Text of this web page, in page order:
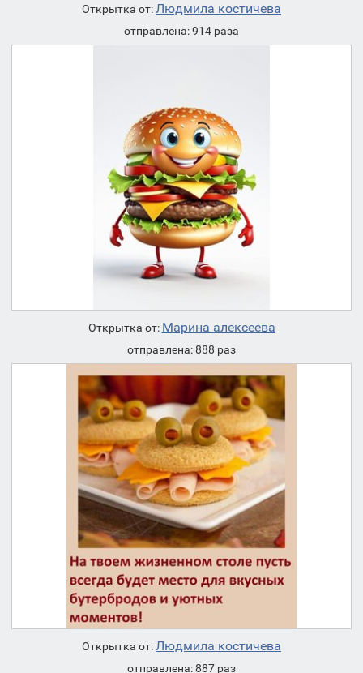
Открытка от:Людмила костичева
отправлена: 914 раза
Открытка от: Марина алексеева
отправлена: 888 раз
Открытка от:Людмила костичева
отправлена: 887 раз